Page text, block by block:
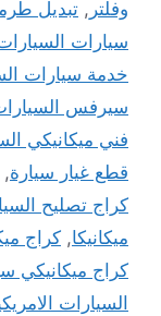
وفلتر , تبديل
سيارات
خدمة سيارات
سيرفس
فني ميكانيكي
قطع غيار سيارة,
كراج تصليح
ميكانيكا, كراج
كراج ميكانيكي
السيارات